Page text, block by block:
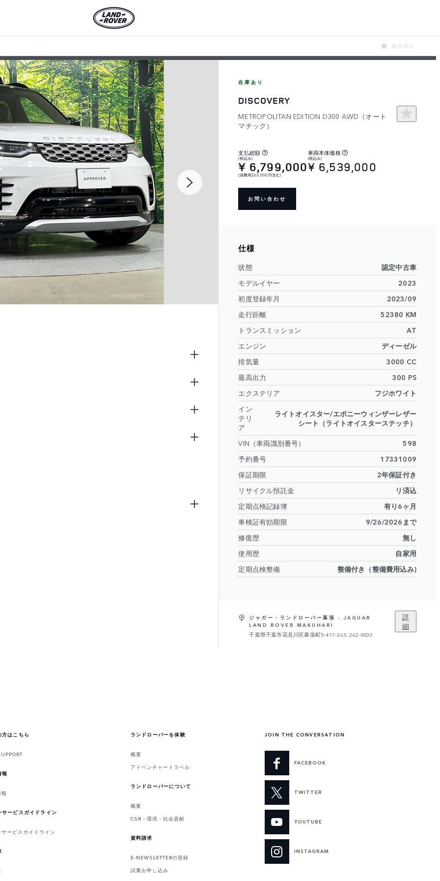
保存済み
在庫あり
DISCOVERY
METROPOLITAN EDITION D300 AWD（オート
マチック）
支払総額
(税込み)
¥ 6,799,000
(諸費用260,000円含む)
車両本体価格
(税込み)
¥ 6,539,000
お問い合わせ
仕様
状態
認定中古車
モデルイヤー
2023
初度登録年月
2023/09
走行距離
52380 KM
トランスミッション
AT
エンジン
ディーゼル
排気量
3000 CC
最高出力
300 PS
エクステリア
フジホワイト
イン
テリ
ア
ライトオイスター/エボニーウィンザーレザー
シート（ライトオイスターステッチ）
VIN（車両識別番号）
598
予約番号
17331009
保証期限
2年保証付き
リサイクル預託金
リ済込
定期点検記録簿
有り6ヶ月
車検証有効期限
9/26/2026まで
修復歴
無し
使用歴
自家用
定期点検整備
整備付き（整備費用込み)
ジャガー・ランドローバー幕張 - JAGUAR
LAND ROVER MAKUHARI
千葉県千葉市花見川区幕張町5-417-263, 262-0032
詳
細
方はこちら
報
サービスガイドライン
ービスガイドライン
ランドローバーを体験
概要
アドベンチャートラベル
ランドローバーについて
概要
CSR・環境・社会貢献
資料請求
E-NEWSLETTERの登録
試乗お申し込み
JOIN THE CONVERSATION
FACEBOOK
TWITTER
YOUTUBE
INSTAGRAM